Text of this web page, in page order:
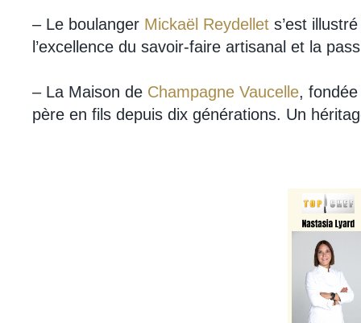
– Le boulanger Mickaël Reydellet s’est
l’excellence du savoir-faire artisanal et la
– La Maison de Champagne Vaucelle,
père en fils depuis dix générations. Un